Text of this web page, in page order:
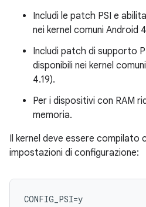
Includi le patch PSI e
nei kernel comuni Android
Includi patch di supporto
disponibili nei kernel
4.19).
Per i dispositivi con RAM
memoria.
Il kernel deve essere compilato
impostazioni di configurazione: